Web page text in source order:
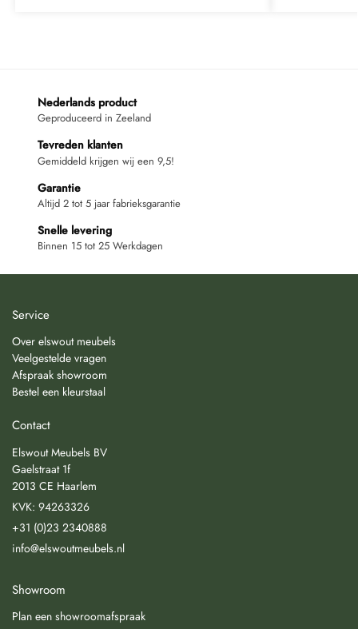
Nederlands product
Geproduceerd in Zeeland
Tevreden klanten
Gemiddeld krijgen wij een 9,5!
Garantie
Altijd 2 tot 5 jaar fabrieksgarantie
Snelle levering
Binnen 15 tot 25 Werkdagen
Service
Over elswout meubels
Veelgestelde vragen
Afspraak showroom
Bestel een kleurstaal
Contact
Elswout Meubels BV
Gaelstraat 1f
2013 CE Haarlem
KVK: 94263326
+31 (0)23 2340888
info@elswoutmeubels.nl
Showroom
Plan een showroomafspraak